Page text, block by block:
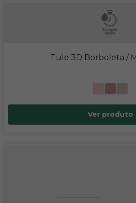
Tule 3D Borboleta /
Ver produto